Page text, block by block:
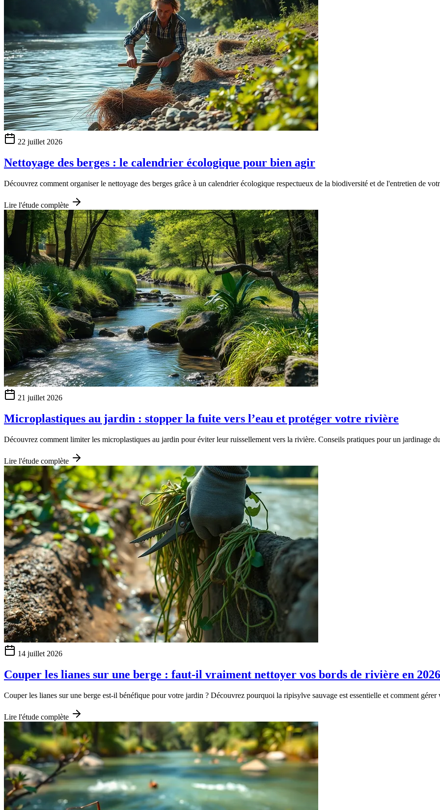
22 juillet 2026
Nettoyage des berges : le calendrier écologique pour bien agir
Découvrez comment organiser le nettoyage des berges grâce à un calendrier écologique respectueux de la biodiversité et de l'entretien de
Lire l'étude complète
21 juillet 2026
Microplastiques au jardin : stopper la fuite vers l’eau et protéger votre rivière
Découvrez comment limiter les microplastiques au jardin pour éviter leur ruissellement vers la rivière. Conseils pratiques pour un jardinage
Lire l'étude complète
14 juillet 2026
Couper les lianes sur une berge : faut-il vraiment nettoyer vos bords de rivière en 2026
Couper les lianes sur une berge est-il bénéfique pour votre jardin ? Découvrez pourquoi la ripisylve sauvage est essentielle et comment gérer
Lire l'étude complète